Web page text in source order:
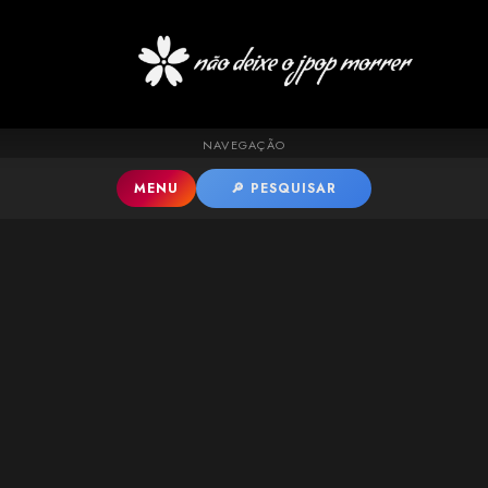
Pular para o conteúdo principal
NAVEGAÇÃO
MENU 🔎 PESQUISAR